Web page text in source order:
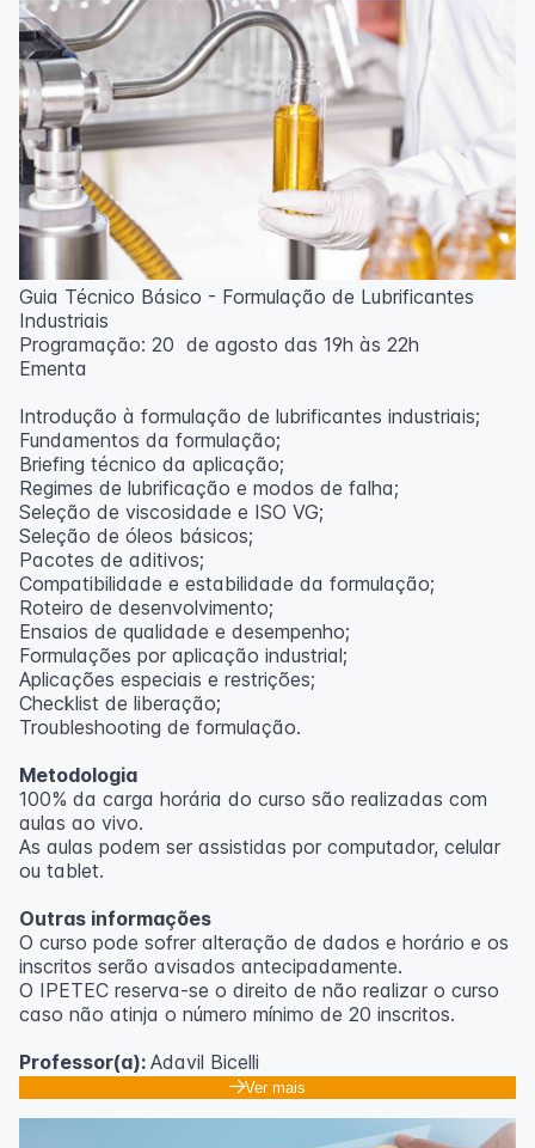
ou tablet.
Outras informações
O curso pode sofrer alteração de dados e horário e os
inscritos serão avisados ​​antecipadamente.
O IPETEC reserva-se o direito de não realizar o curso
caso não atinja o número mínimo de 20 inscritos.
Professor(a):
Gabriel Damasceno
Guia Técnico Básico - Formulação de Lubrificantes
Industriais
Programação: 20 de agosto das 19h às 22h
Ementa
Introdução à formulação de lubrificantes industriais;
Fundamentos da formulação;
Briefing técnico da aplicação;
Regimes de lubrificação e modos de falha;
Seleção de viscosidade e ISO VG;
Seleção de óleos básicos;
Pacotes de aditivos;
Compatibilidade e estabilidade da formulação;
Roteiro de desenvolvimento;
Ensaios de qualidade e desempenho;
Formulações por aplicação industrial;
Aplicações especiais e restrições;
Checklist de liberação;
Troubleshooting de formulação.
Metodologia
100% da carga horária do curso são realizadas com
aulas ao vivo.
As aulas podem ser assistidas por computador, celular
ou tablet.
Outras informações
O curso pode sofrer alteração de dados e horário e os
inscritos serão avisados ​​antecipadamente.
O IPETEC reserva-se o direito de não realizar o curso
caso não atinja o número mínimo de 20 inscritos.
Professor(a): Adavil Bicelli
Ver mais